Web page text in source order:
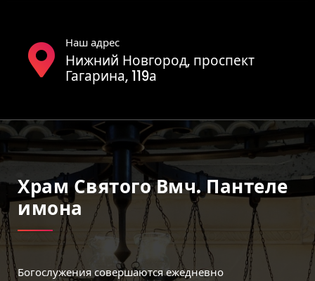
Наш адрес
Нижний Новгород, проспект
Гагарина, 119а
Храм Святого Вмч. Пантеле
Имона
Богослужения совершаются ежедневно